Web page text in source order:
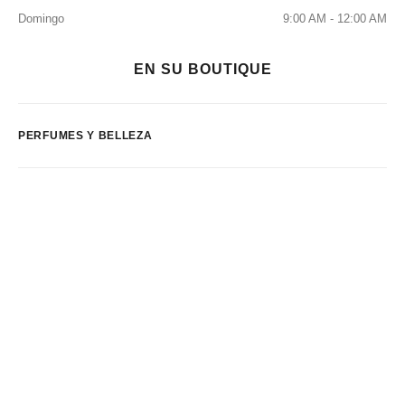
Domingo
9:00 AM - 12:00 AM
EN SU BOUTIQUE
PERFUMES Y BELLEZA